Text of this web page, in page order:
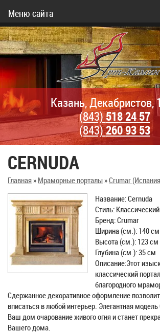
Меню сайта
Казань, Декабристов,
(843)518 24 57
(843)260 93 53
CERNUDA
Главная» Мраморные порталы»Crumar
Название: Cernuda
Стиль: Классический
Бренд: Crumar
Ширина (см.): 140 см
Высота (см.): 123 см
Глубина (см.): 35 см
Описание:Этот
классический
благородного
Сдержанное декоративное оформление
вписаться в любой интерьер. Элегантная
Ваш дом очарование живого огня и станет
Вашего дома.